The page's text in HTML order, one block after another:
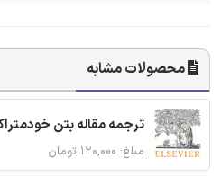
محصولات مشابه
ترجمه مقاله بتن
مبلغ: ۱۲۰,۰۰۰ تومان